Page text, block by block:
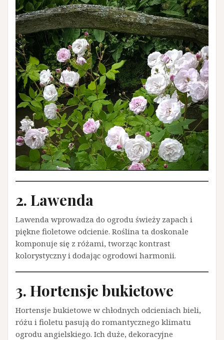
2. Lawenda
Lawenda wprowadza do ogrodu świeży zapach i
piękne fioletowe odcienie. Roślina ta doskonale
komponuje się z różami, tworząc kontrast
kolorystyczny i dodając ogrodowi harmonii.
3. Hortensje bukietowe
Hortensje bukietowe w chłodnych odcieniach bieli,
różu i fioletu pasują do romantycznego klimatu
ogrodu angielskiego. Ich duże, dekoracyjne